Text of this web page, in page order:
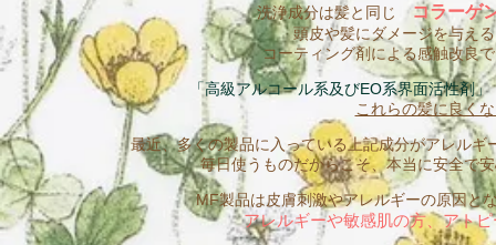
洗浄成分は髪と同じ コラーゲ
頭皮や髪にダメージを与え
コーティング剤による感触改良
「高級アルコール系及びEO系界面活性剤
これらの髪に良く
最近、多くの製品に入っている上記成分がアレル
毎日使うものだからこそ、本当に安全で
MF製品は皮膚刺激やアレルギーの原因と
アレルギーや敏感肌の方、アト